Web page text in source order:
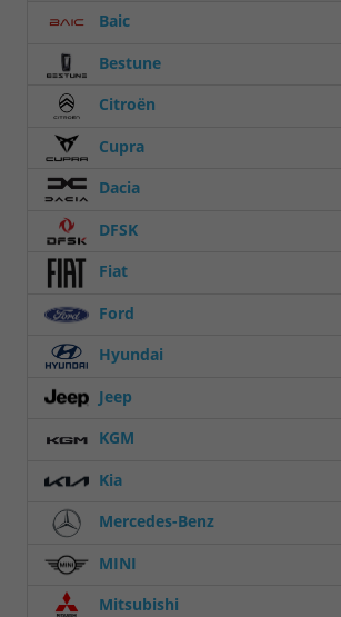
Baic
Bestune
Citroën
Cupra
Dacia
DFSK
Fiat
Ford
Hyundai
Jeep
KGM
Kia
Mercedes-Benz
MINI
Mitsubishi